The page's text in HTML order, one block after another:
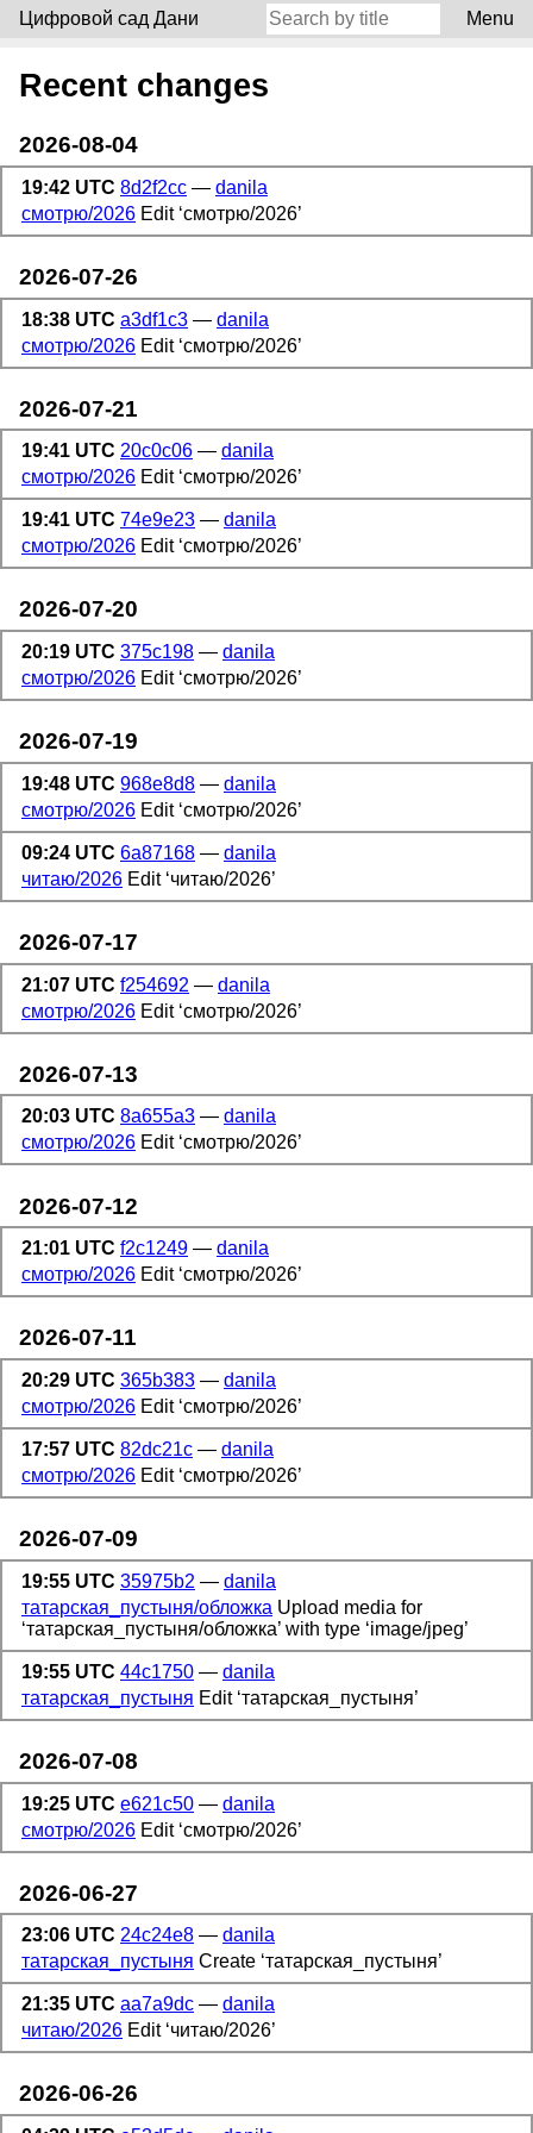
Цифровой сад Дани Menu
Recent changes
2026-08-04
19:42 UTC 8d2f2cc — danila
смотрю/2026 Edit ‘смотрю/2026’
2026-07-26
18:38 UTC a3df1c3 — danila
смотрю/2026 Edit ‘смотрю/2026’
2026-07-21
19:41 UTC 20c0c06 — danila
смотрю/2026 Edit ‘смотрю/2026’
19:41 UTC 74e9e23 — danila
смотрю/2026 Edit ‘смотрю/2026’
2026-07-20
20:19 UTC 375c198 — danila
смотрю/2026 Edit ‘смотрю/2026’
2026-07-19
19:48 UTC 968e8d8 — danila
смотрю/2026 Edit ‘смотрю/2026’
09:24 UTC 6a87168 — danila
читаю/2026 Edit ‘читаю/2026’
2026-07-17
21:07 UTC f254692 — danila
смотрю/2026 Edit ‘смотрю/2026’
2026-07-13
20:03 UTC 8a655a3 — danila
смотрю/2026 Edit ‘смотрю/2026’
2026-07-12
21:01 UTC f2c1249 — danila
смотрю/2026 Edit ‘смотрю/2026’
2026-07-11
20:29 UTC 365b383 — danila
смотрю/2026 Edit ‘смотрю/2026’
17:57 UTC 82dc21c — danila
смотрю/2026 Edit ‘смотрю/2026’
2026-07-09
19:55 UTC 35975b2 — danila
татарская_пустыня/обложка Upload media for
‘татарская_пустыня/обложка’ with type ‘image/jpeg’
19:55 UTC 44c1750 — danila
татарская_пустыня Edit ‘татарская_пустыня’
2026-07-08
19:25 UTC e621c50 — danila
смотрю/2026 Edit ‘смотрю/2026’
2026-06-27
23:06 UTC 24c24e8 — danila
татарская_пустыня Create ‘татарская_пустыня’
21:35 UTC aa7a9dc — danila
читаю/2026 Edit ‘читаю/2026’
2026-06-26